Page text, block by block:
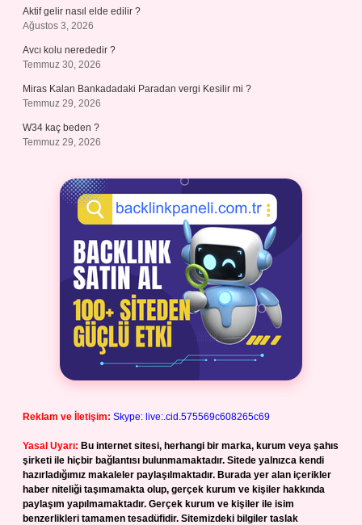
Aktif gelir nasıl elde edilir ?
Ağustos 3, 2026
Avcı kolu nerededir ?
Temmuz 30, 2026
Miras Kalan Bankadadaki Paradan vergi Kesilir mi ?
Temmuz 29, 2026
W34 kaç beden ?
Temmuz 29, 2026
Reklam ve İletişim: Skype: live:.cid.575569c608265c69
Yasal Uyarı: Bu internet sitesi, herhangi bir marka, kurum veya şahıs
şirketi ile hiçbir bağlantısı bulunmamaktadır. Sitede yalnızca kendi
hazırladığımız makaleler paylaşılmaktadır. Burada yer alan içerikler
haber niteliği taşımamakta olup, gerçek kurum ve kişiler hakkında
paylaşım yapılmamaktadır. Gerçek kurum ve kişiler ile isim
benzerlikleri tamamen tesadüfidir. Sitemizdeki bilgiler taslak